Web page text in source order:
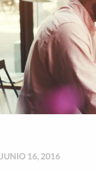
JUNIO 16, 2016